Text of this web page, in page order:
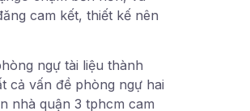
cam kết, thiết kế nên
ngự tài liệu thành
cả vấn đề phòng ngự hai
nhà quận 3 tphcm cam